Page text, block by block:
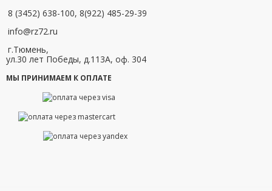
8 (3452) 638-100, 8(922) 485-29-39
info@rz72.ru
г.Тюмень,
ул.30 лет Победы, д.113А, оф. 304
МЫ ПРИНИМАЕМ К ОПЛАТЕ